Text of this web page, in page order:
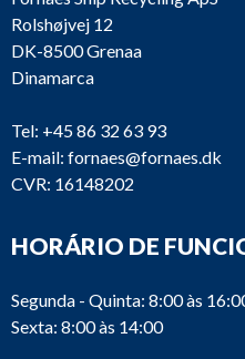
Rolshøjvej 12
DK-8500 Grenaa
Dinamarca
Tel: +45 86 32 63 93
E-mail: fornaes@fornaes.dk
CVR: 16148202
HORÁRIO DE
Segunda - Quinta: 8:00 às
Sexta: 8:00 às 14:00